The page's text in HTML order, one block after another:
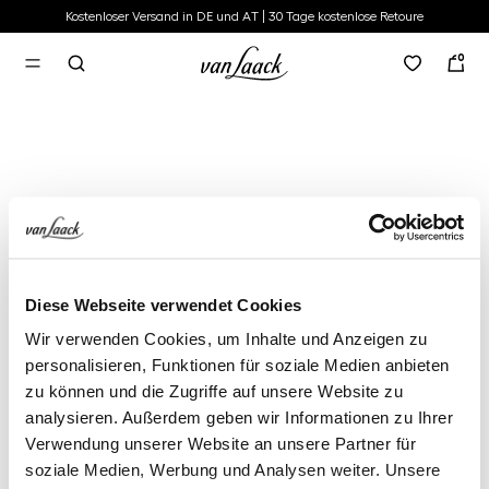
Diese Webseite verwendet Cookies
Wir verwenden Cookies, um Inhalte und Anzeigen zu
personalisieren, Funktionen für soziale Medien anbieten
zu können und die Zugriffe auf unsere Website zu
analysieren. Außerdem geben wir Informationen zu Ihrer
Verwendung unserer Website an unsere Partner für
soziale Medien, Werbung und Analysen weiter. Unsere
springenKostenloser Versand in DE und AT | 30 Tage kostenlose Retoure
0